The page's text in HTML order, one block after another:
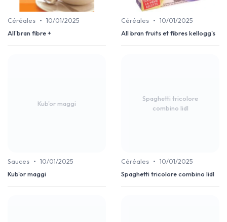
Céréales • 10/01/2025
All'bran fibre +
Céréales • 10/01/2025
All bran fruits et fibres kellogg's
Kub'or maggi
Sauces • 10/01/2025
Kub'or maggi
Spaghetti tricolore
combino lidl
Céréales • 10/01/2025
Spaghetti tricolore combino lidl